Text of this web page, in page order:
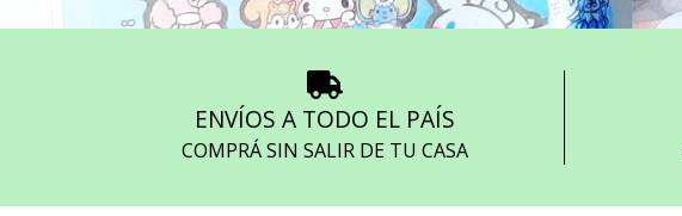
ENVÍOS A TODO EL PAÍS
COMPRÁ SIN SALIR DE TU CASA